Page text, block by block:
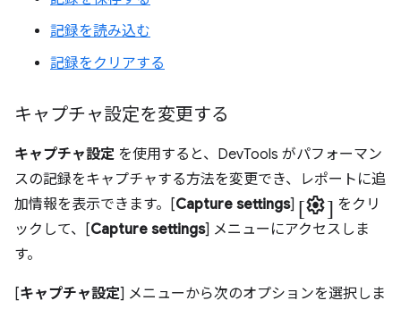
記録を読み込む
記録をクリアする
キャプチャ設定を変更する
キャプチャ設定 を使用すると、DevTools がパフォーマン
スの記録をキャプチャする方法を変更でき、レポートに追
加情報を表示できます。[Capture settings] [settings] をクリ
ックして、[Capture settings] メニューにアクセスしま
す。
[キャプチャ設定] メニューから次のオプションを選択しま